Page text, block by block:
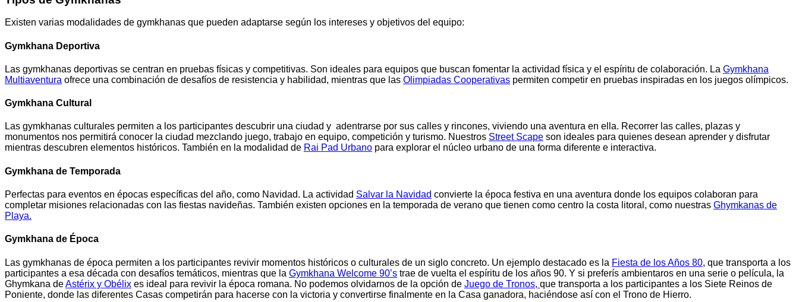
Existen varias modalidades de gymkhanas que pueden adaptarse según los intereses y objetivos del equipo:
Gymkhana Deportiva
Las gymkhanas deportivas se centran en pruebas físicas y competitivas. Son ideales para equipos que buscan fomentar la actividad física y el espíritu de colaboración. La Gymkhana
Multiaventura ofrece una combinación de desafíos de resistencia y habilidad, mientras que las Olimpiadas Cooperativas permiten competir en pruebas inspiradas en los juegos olímpicos.
Gymkhana Cultural
Las gymkhanas culturales permiten a los participantes descubrir una ciudad y adentrarse por sus calles y rincones, viviendo una aventura en ella. Recorrer las calles, plazas y
monumentos nos permitirá conocer la ciudad mezclando juego, trabajo en equipo, competición y turismo. Nuestros Street Scape son ideales para quienes desean aprender y disfrutar
mientras descubren elementos históricos. También en la modalidad de Rai Pad Urbano para explorar el núcleo urbano de una forma diferente e interactiva.
Gymkhana de Temporada
Perfectas para eventos en épocas específicas del año, como Navidad. La actividad Salvar la Navidad convierte la época festiva en una aventura donde los equipos colaboran para
completar misiones relacionadas con las fiestas navideñas. También existen opciones en la temporada de verano que tienen como centro la costa litoral, como nuestras Ghymkanas de
Playa.
Gymkhana de Época
Las gymkhanas de época permiten a los participantes revivir momentos históricos o culturales de un siglo concreto. Un ejemplo destacado es la Fiesta de los Años 80, que transporta a los
participantes a esa década con desafíos temáticos, mientras que la Gymkhana Welcome 90’s trae de vuelta el espíritu de los años 90. Y si preferís ambientaros en una serie o película, la
Ghymkana deAstérix y Obélix es ideal para revivir la época romana. No podemos olvidarnos de la opción de Juego de Tronos, que transporta a los participantes a los Siete Reinos de
Poniente, donde las diferentes Casas competirán para hacerse con la victoria y convertirse finalmente en la Casa ganadora, haciéndose así con el Trono de Hierro.